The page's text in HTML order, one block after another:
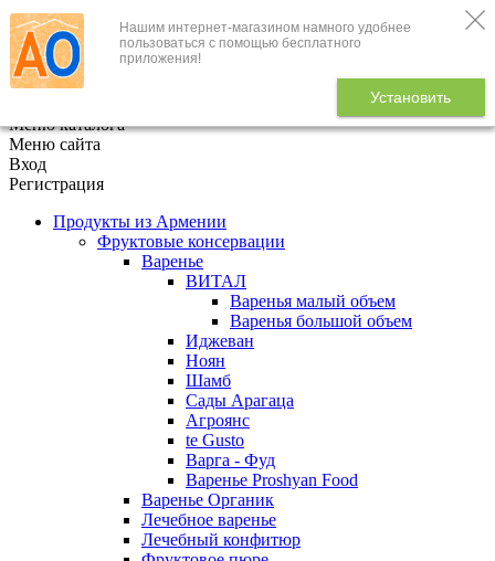
Нашим интернет-магазином намного удобнее
пользоваться с помощью бесплатного
приложения!
Установить
+7 (495) 646-888-1
В корзине
Меню каталога
Меню сайта
Вход
Регистрация
Продукты из Армении
Фруктовые консервации
Варенье
ВИТАЛ
Варенья малый объем
Варенья большой объем
Иджеван
Ноян
Шамб
Сады Арагаца
Агроянс
te Gusto
Варга - Фуд
Варенье Proshyan Food
Варенье Органик
Лечебное варенье
Лечебный конфитюр